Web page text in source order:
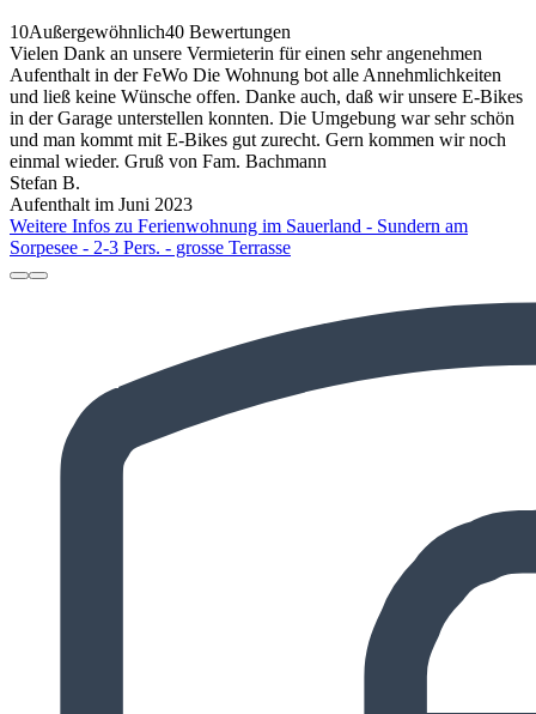
10Außergewöhnlich40 Bewertungen
Vielen Dank an unsere Vermieterin für einen sehr angenehmen
Aufenthalt in der FeWo Die Wohnung bot alle Annehmlichkeiten
und ließ keine Wünsche offen. Danke auch, daß wir unsere E-Bikes
in der Garage unterstellen konnten. Die Umgebung war sehr schön
und man kommt mit E-Bikes gut zurecht. Gern kommen wir noch
einmal wieder. Gruß von Fam. Bachmann
Stefan B.
Aufenthalt im Juni 2023
Weitere Infos zu Ferienwohnung im Sauerland - Sundern am
Sorpesee - 2-3 Pers. - grosse Terrasse